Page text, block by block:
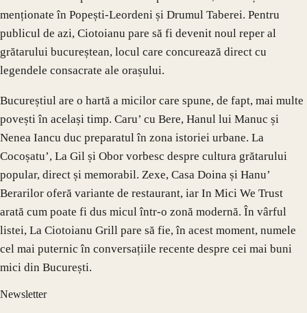
menționate în Popești-Leordeni și Drumul Taberei. Pentru
publicul de azi, Ciotoianu pare să fi devenit noul reper al
grătarului bucureștean, locul care concurează direct cu
legendele consacrate ale orașului.
Bucureștiul are o hartă a micilor care spune, de fapt, mai multe
povești în același timp. Caru’ cu Bere, Hanul lui Manuc și
Nenea Iancu duc preparatul în zona istoriei urbane. La
Cocoșatu’, La Gil și Obor vorbesc despre cultura grătarului
popular, direct și memorabil. Zexe, Casa Doina și Hanu’
Berarilor oferă variante de restaurant, iar In Mici We Trust
arată cum poate fi dus micul într-o zonă modernă. În vârful
listei, La Ciotoianu Grill pare să fie, în acest moment, numele
cel mai puternic în conversațiile recente despre cei mai buni
mici din București.
Newsletter